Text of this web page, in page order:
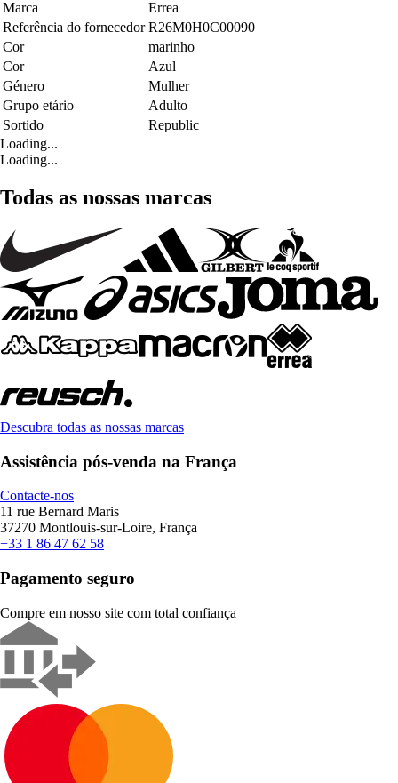
Marca
Errea
Referência do fornecedor R26M0H0C00090
Cor
marinho
Cor
Azul
Género
Mulher
Grupo etário
Adulto
Sortido
Republic
Loading...
Loading...
Todas as nossas marcas
Descubra todas as nossas marcas
Assistência pós-venda na França
Contacte-nos
11 rue Bernard Maris
37270 Montlouis-sur-Loire, França
+33 1 86 47 62 58
Pagamento seguro
Compre em nosso site com total confiança